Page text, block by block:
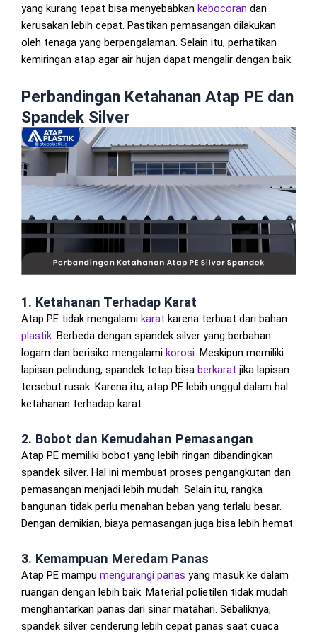
yang kurang tepat bisa menyebabkan kebocoran dan
kerusakan lebih cepat. Pastikan pemasangan dilakukan
oleh tenaga yang berpengalaman. Selain itu, perhatikan
kemiringan atap agar air hujan dapat mengalir dengan baik.
Perbandingan Ketahanan Atap PE dan
Spandek Silver
1. Ketahanan Terhadap Karat
Atap PE tidak mengalami karat karena terbuat dari bahan
plastik . Berbeda dengan spandek silver yang berbahan
logam dan berisiko mengalami korosi . Meskipun memiliki
lapisan pelindung, spandek tetap bisa berkarat jika lapisan
tersebut rusak. Karena itu, atap PE lebih unggul dalam hal
ketahanan terhadap karat.
2. Bobot dan Kemudahan Pemasangan
Atap PE memiliki bobot yang lebih ringan dibandingkan
spandek silver. Hal ini membuat proses pengangkutan dan
pemasangan menjadi lebih mudah. Selain itu, rangka
bangunan tidak perlu menahan beban yang terlalu besar.
Dengan demikian, biaya pemasangan juga bisa lebih hemat.
3. Kemampuan Meredam Panas
Atap PE mampu mengurangi panas yang masuk ke dalam
ruangan dengan lebih baik. Material polietilen tidak mudah
menghantarkan panas dari sinar matahari. Sebaliknya,
spandek silver cenderung lebih cepat panas saat cuaca